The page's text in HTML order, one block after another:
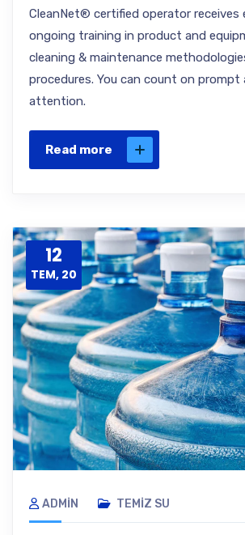
CleanNet® certified operator receives
ongoing training in product and
cleaning & maintenance
procedures. You can count on prompt
attention.
Read more
12
TEM, 20
ADMIN TEMIZ SU